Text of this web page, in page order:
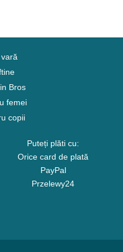
Bros
femei
copii
Puteți plăti cu:
Orice card de plată
PayPal
Przelewy24